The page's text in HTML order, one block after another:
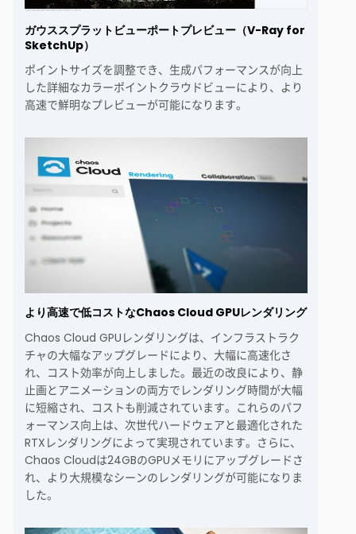
ガウススプラットビューポートプレビュー（V-Ray for
SketchUp）
ポイントサイズを調整でき、生成パフォーマンスが向上
した詳細なカラーポイントクラウドビューにより、より
高速で鮮明なプレビューが可能になります。
より高速で低コストなChaos Cloud GPUレンダリング
Chaos Cloud GPUレンダリングは、インフラストラク
チャの大幅なアップグレードにより、大幅に高速化さ
れ、コスト効率が向上しました。最近の改良により、静
止画とアニメーションの両方でレンダリング時間が大幅
に短縮され、コストも削減されています。これらのパフ
ォーマンス向上は、次世代ハードウェアと最適化された
RTXレンダリングによって実現されています。さらに、
Chaos Cloudは24GBのGPUメモリにアップグレードさ
れ、より大規模なシーンのレンダリングが可能になりま
した。